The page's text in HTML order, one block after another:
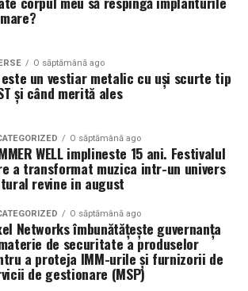
O săptămână ago
este un vestiar metalic cu uși scurte tip
și când merită ales
O săptămână ago
WELL implineste 15 ani. Festivalul
a transformat muzica intr-un univers
revine in august
O săptămână ago
Networks îmbunătățește guvernanța
de securitate a produselor
a proteja IMM-urile și furnizorii de
de gestionare (MSP)